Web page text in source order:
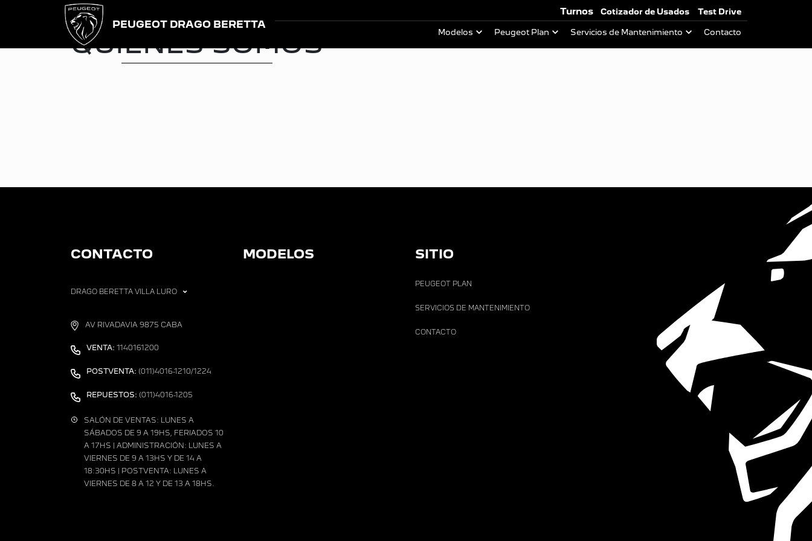
PEUGEOT DRAGO BERETTA
Turnos Cotizador de Usados Test Drive
Modelos Peugeot Plan Servicios de Mantenimiento Contacto
QUIENES SOMOS
CONTACTO
DRAGO BERETTA VILLA LURO
AV RIVADAVIA 9875 CABA
VENTA: 1140161200
POSTVENTA: (011)4016-1210/1224
REPUESTOS: (011)4016-1205
SALÓN DE VENTAS: LUNES A
SÁBADOS DE 9 A 19HS, FERIADOS 10
A 17HS | ADMINISTRACIÓN: LUNES A
VIERNES DE 9 A 13HS Y DE 14 A
18:30HS | POSTVENTA: LUNES A
VIERNES DE 8 A 12 Y DE 13 A 18HS.
MODELOS SITIO
PEUGEOT PLAN
SERVICIOS DE MANTENIMIENTO
CONTACTO